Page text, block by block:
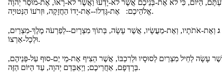
הַיּוֹם, כִּי לֹא אֶת-בְּנֵיכֶם אֲשֶׁר לֹא-יָדְעוּ וַאֲשֶׁר לֹא-רָאוּ, אֶת-מוּסַר יְהוָה
אֱלֹהֵיכֶם: אֶת-גָּדְלוֹ--אֶת-יָדוֹ הַחֲזָקָה, וּזְרֹעוֹ הַנְּטוּיָה.
ג וְאֶת-אֹתֹתָיו, וְאֶת-מַעֲשָׂיו, אֲשֶׁר עָשָׂה, בְּתוֹךְ מִצְרָיִם--לְפַרְעֹה מֶלֶךְ-מִצְרַיִם,
וּלְכָל-אַרְצוֹ.
עָשָׂה לְחֵיל מִצְרַיִם לְסוּסָיו וּלְרִכְבּוֹ, אֲשֶׁר הֵצִיף אֶת-מֵי יַם-סוּף עַל-פְּנֵיהֶם,
בְּרָדְפָם, אַחֲרֵיכֶם; וַיְאַבְּדֵם יְהוָה, עַד הַיּוֹם הַזֶּה.